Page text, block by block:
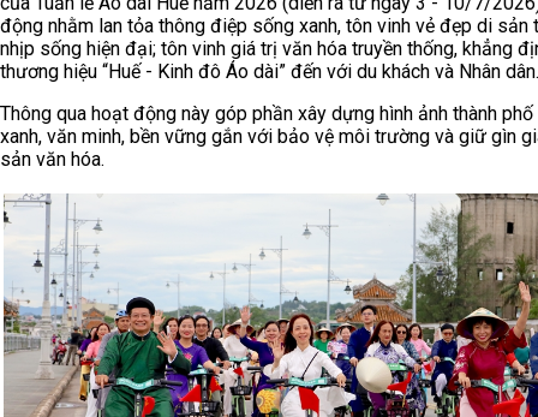
động nhằm lan tỏa thông điệp sống xanh, tôn vinh vẻ đẹp di sản
nhịp sống hiện đại; tôn vinh giá trị văn hóa truyền thống, khẳng
thương hiệu “Huế - Kinh đô Áo dài” đến với du khách và Nhân dân.
Thông qua hoạt động này góp phần xây dựng hình ảnh thành phố
xanh, văn minh, bền vững gắn với bảo vệ môi trường và giữ gìn
sản văn hóa.